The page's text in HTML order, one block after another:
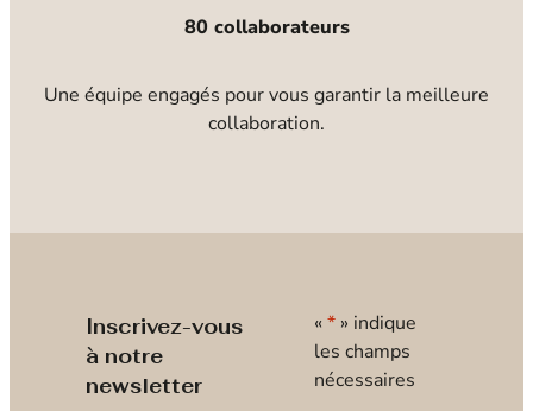
80 collaborateurs
Une équipe engagés pour vous garantir la meilleure
collaboration.
Inscrivez-vous
à notre
newsletter
« * » indique
les champs
nécessaires